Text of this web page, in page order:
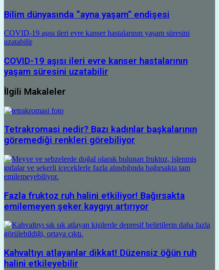
Bilim dünyasında “ayna yaşam” endişesi
COVID-19 aşısı ileri evre kanser hastalarının yaşam süresini
uzatabilir
COVID-19 aşısı ileri evre kanser hastalarının
yaşam süresini uzatabilir
İlgili Makaleler
Tetrakromasi nedir? Bazı kadınlar başkalarının
göremediği renkleri görebiliyor
Fazla fruktoz ruh halini etkiliyor! Bağırsakta
emilemeyen şeker kaygıyı artırıyor
Kahvaltıyı atlayanlar dikkat! Düzensiz öğün ruh
halini etkileyebilir